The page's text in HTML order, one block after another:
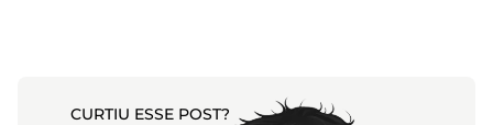
CURTIU ESSE POST?